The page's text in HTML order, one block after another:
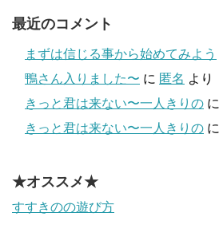
最近のコメント
まずは信じる事から始めてみよう
鴨さん入りました〜 に 匿名 より
きっと君は来ない〜一人きりの に
きっと君は来ない〜一人きりの に
★オススメ★
すすきのの遊び方